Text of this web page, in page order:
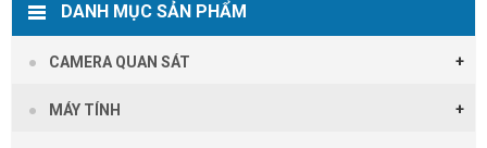
DANH MỤC SẢN PHẨM
CAMERA QUAN SÁT
MÁY TÍNH